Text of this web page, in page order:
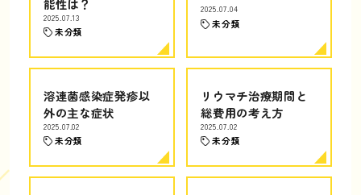
2025.07.13
未分類
2025.07.04
未分類
溶連菌感染症発疹以
外の主な症状
2025.07.02
未分類
リウマチ治療期間と
総費用の考え方
2025.07.02
未分類